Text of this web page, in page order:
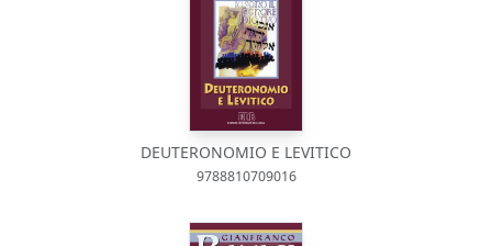
DEUTERONOMIO E LEVITICO
9788810709016